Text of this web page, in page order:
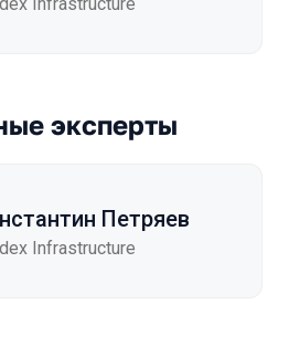
эксперты
Петряев
Infrastructure